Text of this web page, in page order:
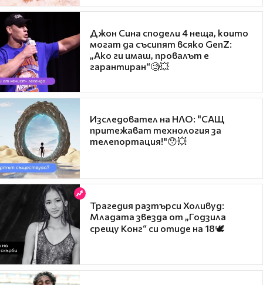
Джон Сина сподели 4 неща, които
могат да съсипят всяко GenZ:
„Ако ги имаш, провалът е
гарантиран“🧐💥
Изследовател на НЛО: "САЩ
притежават технология за
телепортация!"😯💥
Трагедия разтърси Холивуд:
Младата звезда от „Годзила
срещу Конг“ си отиде на 18🕊️